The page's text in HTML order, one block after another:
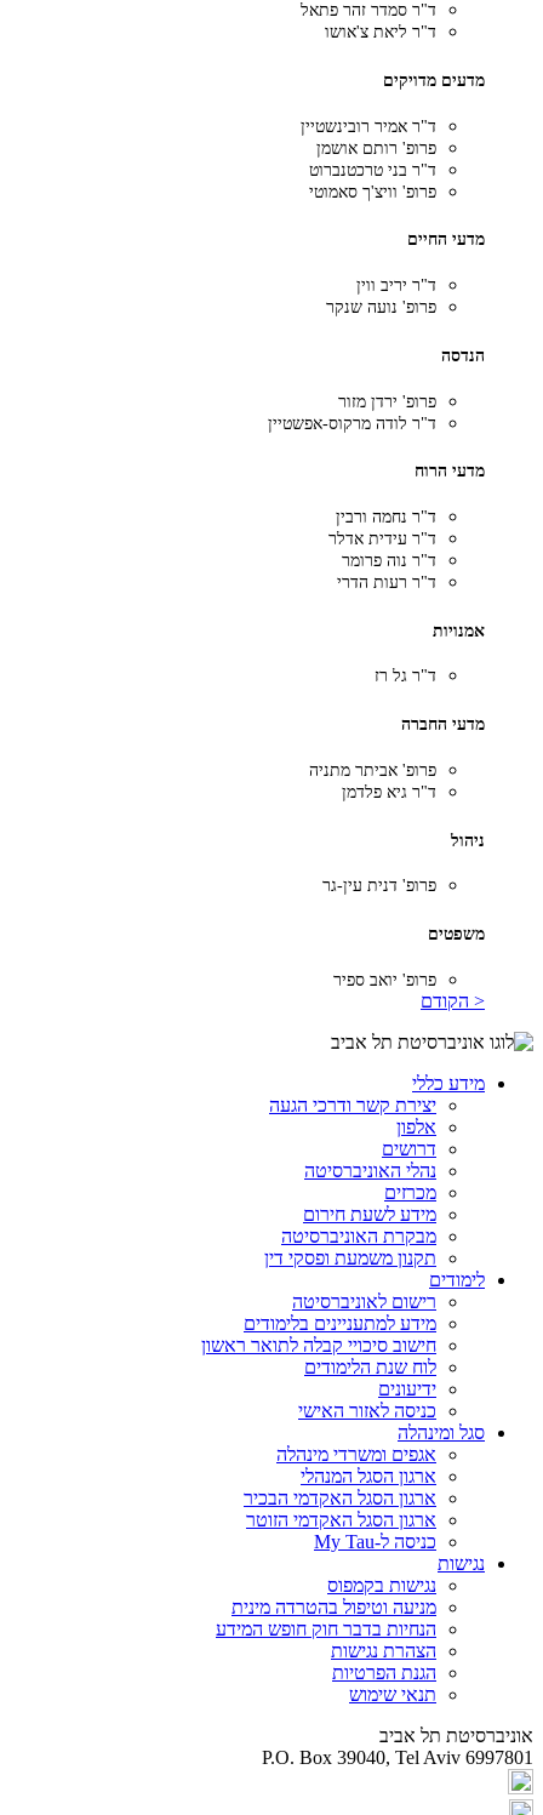
ד"ר סמדר זהר פתאל
ד"ר ליאת צ'אושו
מדעים מדויקים
ד"ר אמיר רובינשטיין
פרופ' רותם אושמן
ד"ר בני טרכטנברוט
פרופ' וויצ'ך סאמוטי
מדעי החיים
ד"ר יריב ווין
פרופ' נועה שנקר
הנדסה
פרופ' ירדן מזור
ד"ר לודה מרקוס-אפשטיין
מדעי הרוח
ד"ר נחמה ורבין
ד"ר עידית אדלר
ד"ר נוה פרומר
ד"ר רעות הדרי
אמנויות
ד"ר גל רז
מדעי החברה
פרופ' אביתר מתניה
ד"ר גיא פלדמן
ניהול
פרופ' דנית עין-גר
משפטים
פרופ' יואב ספיר
< הקודם
מידע כללי
יצירת קשר ודרכי הגעה
אלפון
דרושים
נהלי האוניברסיטה
מכרזים
מידע לשעת חירום
מבקרת האוניברסיטה
תקנון משמעת ופסקי דין
לימודים
רישום לאוניברסיטה
מידע למתעניינים בלימודים
חישוב סיכויי קבלה לתואר ראשון
לוח שנת הלימודים
ידיעונים
כניסה לאזור האישי
סגל ומינהלה
אגפים ומשרדי מינהלה
ארגון הסגל המנהלי
ארגון הסגל האקדמי הבכיר
ארגון הסגל האקדמי הזוטר
כניסה ל-My Tau
נגישות
נגישות בקמפוס
מניעה וטיפול בהטרדה מינית
הנחיות בדבר חוק חופש המידע
הצהרת נגישות
הגנת הפרטיות
תנאי שימוש
אוניברסיטת תל אביב
P.O. Box 39040, Tel Aviv 6997801